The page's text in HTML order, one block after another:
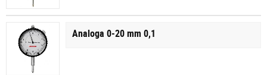
Analoga 0-20 mm 0,1